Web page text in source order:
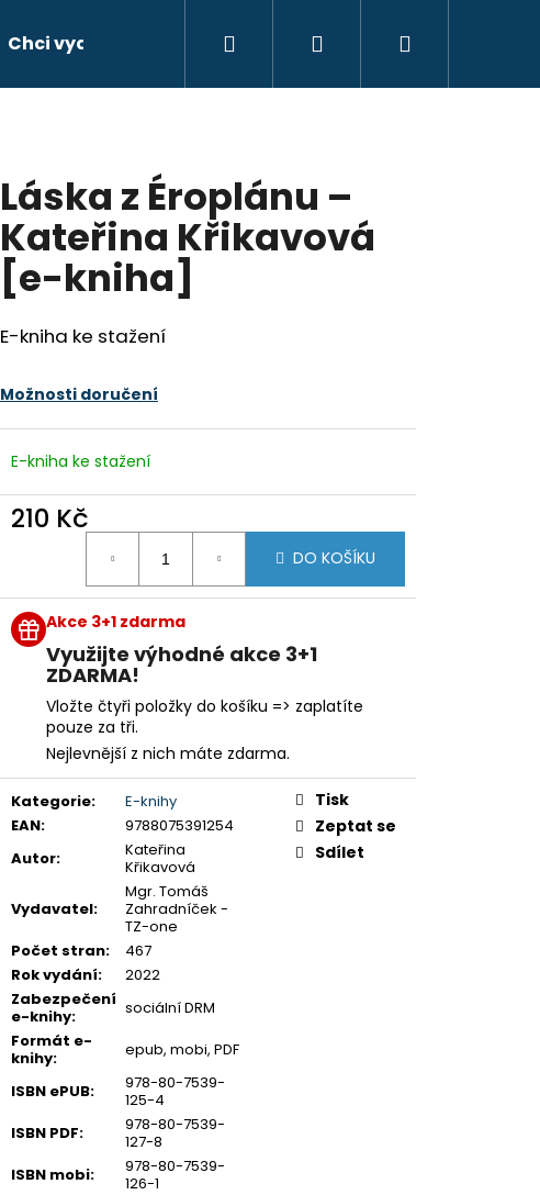
Chci vydat e-knihu. Jak na to? Další služby
Přihlášení
Láska z Éroplánu –
Kateřina Křikavová
[e-kniha]
E-kniha ke stažení
Možnosti doručení
E-kniha ke stažení
210 Kč
DO KOŠÍKU
Akce 3+1 zdarma
Využijte výhodné akce 3+1
ZDARMA!
Vložte čtyři položky do košíku => zaplatíte
pouze za tři.
Nejlevnější z nich máte zdarma.
Kategorie:
E-knihy
EAN:
9788075391254
Autor:
Kateřina
Křikavová
Vydavatel:
Mgr. Tomáš
Zahradníček -
TZ-one
Počet stran:
467
Rok vydání:
2022
Zabezpečení
e-knihy:
sociální DRM
Formát e-
knihy:
epub, mobi, PDF
ISBN ePUB:
978-80-7539-
125-4
ISBN PDF:
978-80-7539-
127-8
ISBN mobi:
978-80-7539-
126-1
Tisk
Zeptat se
Sdílet